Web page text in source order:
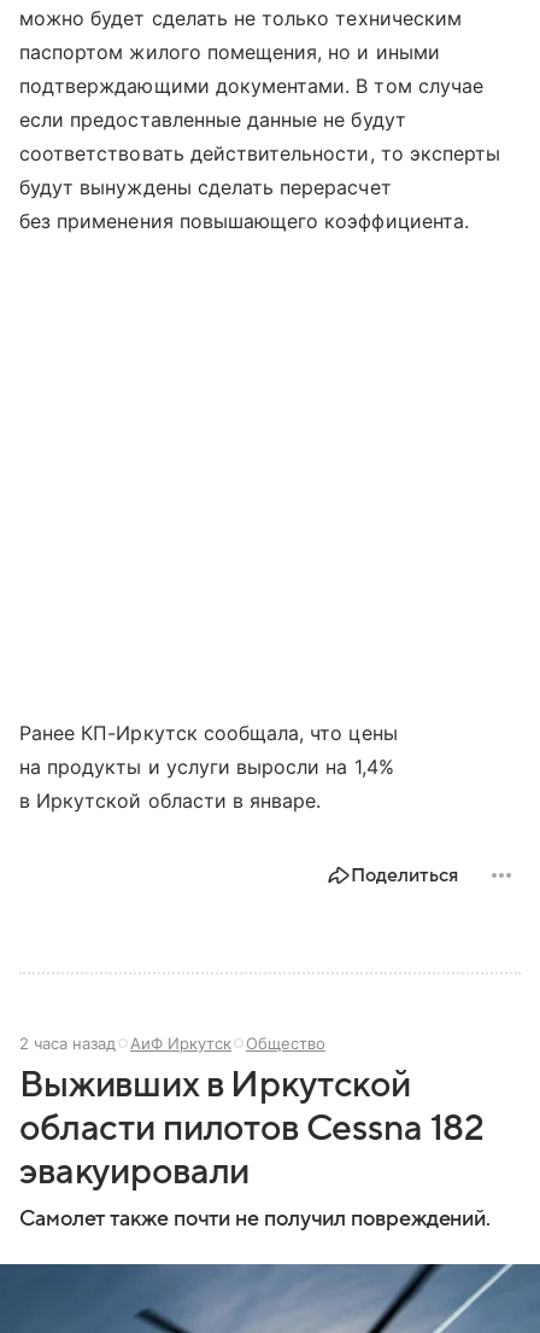
можно будет сделать не только техническим
паспортом жилого помещения, но и иными
подтверждающими документами. В том случае
если предоставленные данные не будут
соответствовать действительности, то эксперты
будут вынуждены сделать перерасчет
без применения повышающего коэффициента.
Ранее КП-Иркутск сообщала, что цены
на продукты и услуги выросли на 1,4%
в Иркутской области в январе.
Поделиться
2 часа назад АиФ Иркутск Общество
Выживших в Иркутской
области пилотов Cessna 182
эвакуировали
Самолет также почти не получил повреждений.